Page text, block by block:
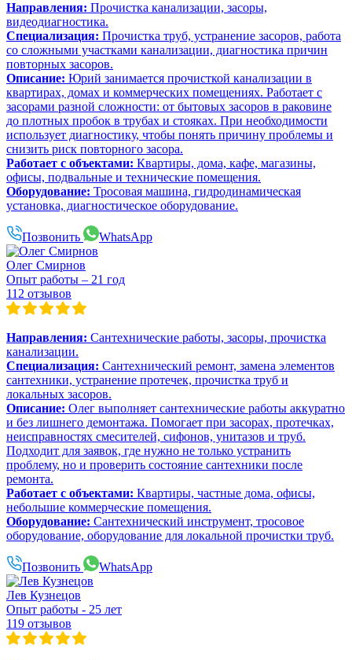
Направления: Прочистка канализации, засоры,
видеодиагностика.
Специализация: Прочистка труб, устранение засоров, работа
со сложными участками канализации, диагностика причин
повторных засоров.
Описание: Юрий занимается прочисткой канализации в
квартирах, домах и коммерческих помещениях. Работает с
засорами разной сложности: от бытовых засоров в раковине
до плотных пробок в трубах и стояках. При необходимости
использует диагностику, чтобы понять причину проблемы и
снизить риск повторного засора.
Работает с объектами: Квартиры, дома, кафе, магазины,
офисы, подвальные и технические помещения.
Оборудование: Тросовая машина, гидродинамическая
установка, диагностическое оборудование.
Позвонить WhatsApp
Олег Смирнов
Опыт работы – 21 год
112 отзывов
Направления: Сантехнические работы, засоры, прочистка
канализации.
Специализация: Сантехнический ремонт, замена элементов
сантехники, устранение протечек, прочистка труб и
локальных засоров.
Описание: Олег выполняет сантехнические работы аккуратно
и без лишнего демонтажа. Помогает при засорах, протечках,
неисправностях смесителей, сифонов, унитазов и труб.
Подходит для заявок, где нужно не только устранить
проблему, но и проверить состояние сантехники после
ремонта.
Работает с объектами: Квартиры, частные дома, офисы,
небольшие коммерческие помещения.
Оборудование: Сантехнический инструмент, тросовое
оборудование, оборудование для локальной прочистки труб.
Позвонить WhatsApp
Лев Кузнецов
Опыт работы - 25 лет
119 отзывов